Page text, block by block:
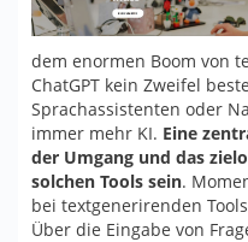
dem enormen Boom von
ChatGPT kein Zweifel
Sprachassistenten oder
immer mehr KI. Eine
der Umgang und das
solchen Tools sein.
bei textgenerirenden
Über die Eingabe von